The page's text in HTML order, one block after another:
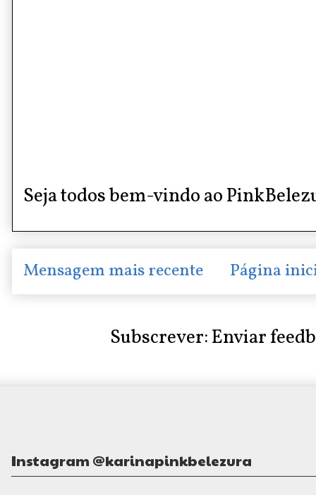
Seja todos bem-vindo ao
Mensagem mais recente Página
Subscrever:Enviar
Instagram @karinapinkbelezura